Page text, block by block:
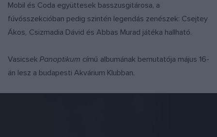
Mobil és Coda együttesek basszusgitárosa, a
fúvósszekcióban pedig szintén legendás zenészek: Csejtey
Ákos, Csizmadia Dávid és Abbas Murad játéka hallható.
VasicsekPanoptikum című albumának bemutatója május 16-
án lesz a budapesti Akvárium Klubban.